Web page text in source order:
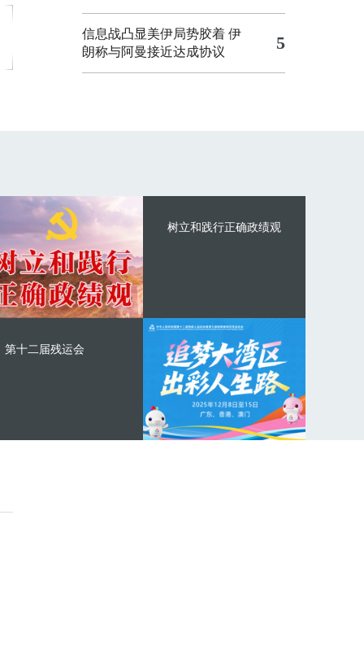
信息战凸显美伊局势胶着 伊
朗称与阿曼接近达成协议
5
树立和践行正确政绩观
第十二届残运会